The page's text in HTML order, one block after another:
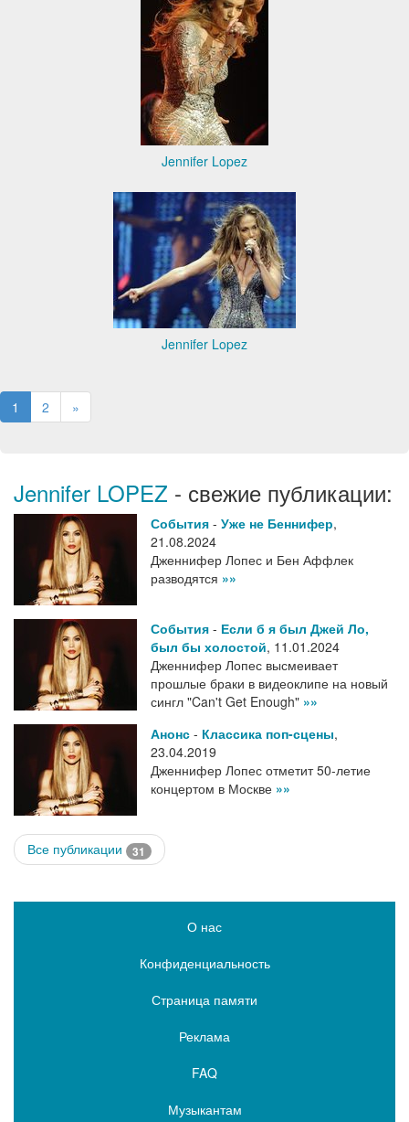
Jennifer Lopez
Jennifer Lopez
1 2 »
Jennifer LOPEZ - свежие публикации:
События - Уже не Беннифер,
21.08.2024
Дженнифер Лопес и Бен Аффлек
разводятся »»
События - Если б я был Джей Ло,
был бы холостой, 11.01.2024
Дженнифер Лопес высмеивает
прошлые браки в видеоклипе на новый
сингл "Can't Get Enough" »»
Анонс - Классика поп-сцены,
23.04.2019
Дженнифер Лопес отметит 50-летие
концертом в Москве »»
Все публикации 31
О нас
Конфиденциальность
Страница памяти
Реклама
FAQ
Музыкантам